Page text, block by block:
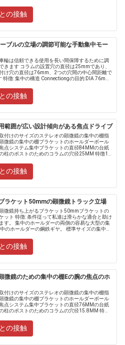
の接触
ブルの立場の調節可能な手動集中モー
輪は信頼できる使用を長い間保障するために調
きます コラムの設置穴の直径は25mmであり、
け穴の直径は76mm、2つの穴間の中心間距離で
特徴: 集中の構造 Connectiongの目的:DIA 76mm
の接触
範囲が広い設計傾向がある焦点ドライブ
付けのサイズのステレオの顕微鏡の集中の棚指
微鏡の集中の棚ブラケットのホールダーボール
点システム集中ブラケットの直径84MMの台紙
柱のポストのためのコラムの穴径25MM 特徴1.
の接触
ラケット50mmの顕微鏡トラック立場
微鏡持ち上がるブラケット50mmブラケットの
ット 特徴: 条件従って私達は滑らかな適合と助け
す。 集中のホールダーの両側の容易な大型の集
のホールダーの鋼鉄ギヤ。 標準サイズの集中の
の接触
微鏡のための集中の棚Eの腕の焦点のホ
付けのサイズのステレオの顕微鏡の集中の棚指
微鏡の集中の棚ブラケットのホールダーボール
点システム集中ブラケットの直径76MMの台紙
柱のポストのためのコラムの穴径15.8MM 特徴
の接触